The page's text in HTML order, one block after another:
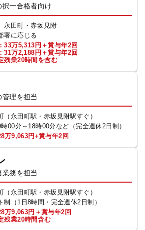
一合格者向け
永田町・赤坂見附
署に応じる
33万5,313円＋賞与年2回
31万2,188円＋賞与年2回
残業20時間を含む
理を担当
（永田町駅・赤坂見附駅すぐ）
00分～18時00分など（完全週休2日制）
万9,063円+賞与年2回
務を担当
（永田町駅・赤坂見附駅すぐ）
制（1日8時間・完全週休2日制）
万9,063円＋賞与年2回
残業20時間含む